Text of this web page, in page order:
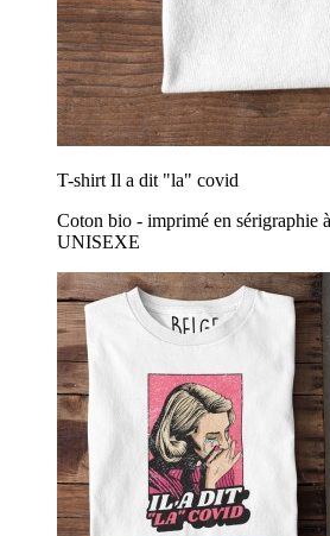
T-shirt Il a dit "la" covid
Coton bio - imprimé en sérigraphie
UNISEXE